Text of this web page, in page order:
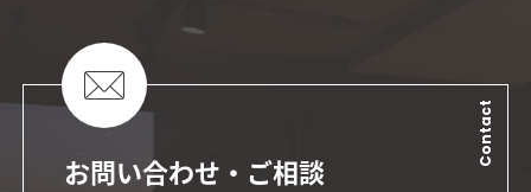
お問い合わせ・ご相談
Contact